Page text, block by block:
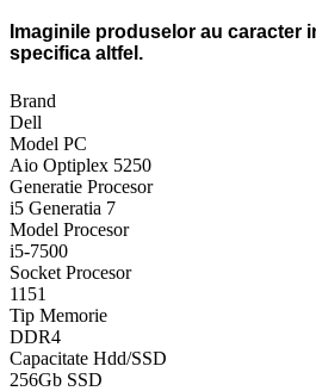
Imaginile produselor au caracter
specifica altfel.
Brand
Dell
Model PC
Aio Optiplex 5250
Generatie Procesor
i5 Generatia 7
Model Procesor
i5-7500
Socket Procesor
1151
Tip Memorie
DDR4
Capacitate Hdd/SSD
256Gb SSD